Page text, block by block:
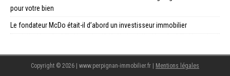
pour votre bien
Le fondateur McDo était-il d’abord un investisseur immobilier
Copyright © 2026 | www.perpignan-immobilier.fr | Mentions légales